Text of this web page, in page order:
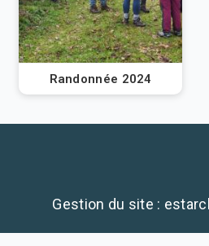
Randonnée 2024
Gestion du site :